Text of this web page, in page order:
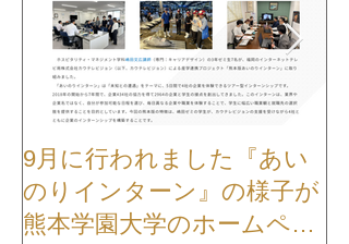
9月に行われました『あい
のりインターン』の様子が
熊本学園大学のホームペー